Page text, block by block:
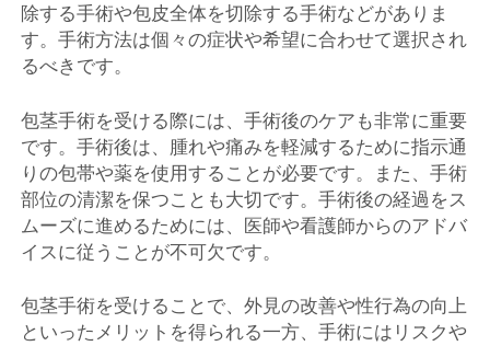
除する手術や包皮全体を切除する手術などがありま
す。手術方法は個々の症状や希望に合わせて選択され
るべきです。
包茎手術を受ける際には、手術後のケアも非常に重要
です。手術後は、腫れや痛みを軽減するために指示通
りの包帯や薬を使用することが必要です。また、手術
部位の清潔を保つことも大切です。手術後の経過をス
ムーズに進めるためには、医師や看護師からのアドバ
イスに従うことが不可欠です。
包茎手術を受けることで、外見の改善や性行為の向上
といったメリットを得られる一方、手術にはリスクや